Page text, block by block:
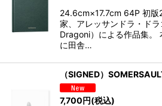
24.6cm×17.7cm 64P 初
家、アレッサンドラ・ド
Dragoni）による作品集。
に田舎…
（SIGNED）
7,700円(税込)